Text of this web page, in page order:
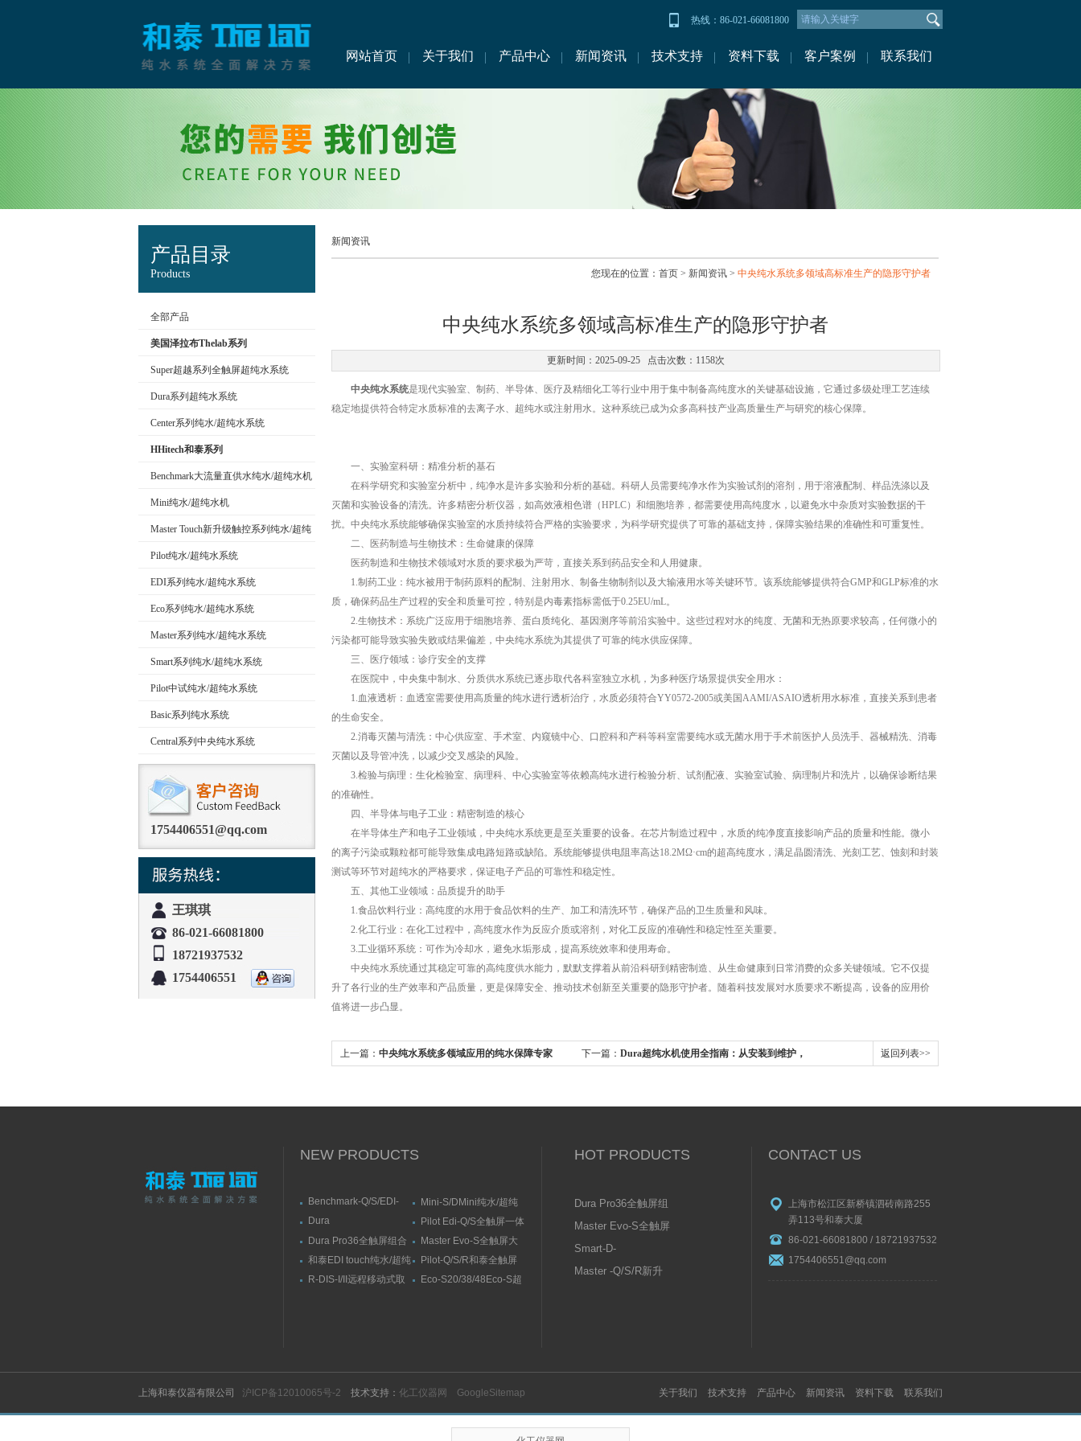
热线：86-021-66081800
网站首页 关于我们 产品中心 新闻资讯 技术支持 资料下载 客户案例 联系我们
产品目录
Products
全部产品
美国泽拉布Thelab系列
Super超越系列全触屏超纯水系统
Dura系列超纯水系统
Center系列纯水/超纯水系统
HHitech和泰系列
Benchmark大流量直供水纯水/超纯水机
Mini纯水/超纯水机
Master Touch新升级触控系列纯水/超纯
水系统
Pilot纯水/超纯水系统
EDI系列纯水/超纯水系统
Eco系列纯水/超纯水系统
Master系列纯水/超纯水系统
Smart系列纯水/超纯水系统
Pilot中试纯水/超纯水系统
Basic系列纯水系统
Central系列中央纯水系统
1754406551@qq.com
王琪琪
86-021-66081800
18721937532
1754406551
新闻资讯
您现在的位置： 首页 > 新闻资讯 > 中央纯水系统多领域高标准生产的隐形守护者
中央纯水系统多领域高标准生产的隐形守护者
更新时间：2025-09-25 点击次数：1158次
中央纯水系统是现代实验室、制药、半导体、医疗及精细化工等行业中用于集中制备高纯度水的关键基础设施，它通过多级处理工艺连续
稳定地提供符合特定水质标准的去离子水、超纯水或注射用水。这种系统已成为众多高科技产业高质量生产与研究的核心保障。
一、实验室科研：精准分析的基石
在科学研究和实验室分析中，纯净水是许多实验和分析的基础。科研人员需要纯净水作为实验试剂的溶剂，用于溶液配制、样品洗涤以及
灭菌和实验设备的清洗。许多精密分析仪器，如高效液相色谱（HPLC）和细胞培养，都需要使用高纯度水，以避免水中杂质对实验数据的干
扰。中央纯水系统能够确保实验室的水质持续符合严格的实验要求，为科学研究提供了可靠的基础支持，保障实验结果的准确性和可重复性。
二、医药制造与生物技术：生命健康的保障
医药制造和生物技术领域对水质的要求极为严苛，直接关系到药品安全和人用健康。
1.制药工业：纯水被用于制药原料的配制、注射用水、制备生物制剂以及大输液用水等关键环节。该系统能够提供符合GMP和GLP标准的水
质，确保药品生产过程的安全和质量可控，特别是内毒素指标需低于0.25EU/mL。
2.生物技术：系统广泛应用于细胞培养、蛋白质纯化、基因测序等前沿实验中。这些过程对水的纯度、无菌和无热原要求较高，任何微小的
污染都可能导致实验失败或结果偏差，中央纯水系统为其提供了可靠的纯水供应保障。
三、医疗领域：诊疗安全的支撑
在医院中，中央集中制水、分质供水系统已逐步取代各科室独立水机，为多种医疗场景提供安全用水：
1.血液透析：血透室需要使用高质量的纯水进行透析治疗，水质必须符合YY0572-2005或美国AAMI/ASAIO透析用水标准，直接关系到患者
的生命安全。
2.消毒灭菌与清洗：中心供应室、手术室、内窥镜中心、口腔科和产科等科室需要纯水或无菌水用于手术前医护人员洗手、器械精洗、消毒
灭菌以及导管冲洗，以减少交叉感染的风险。
3.检验与病理：生化检验室、病理科、中心实验室等依赖高纯水进行检验分析、试剂配液、实验室试验、病理制片和洗片，以确保诊断结果
的准确性。
四、半导体与电子工业：精密制造的核心
在半导体生产和电子工业领域，中央纯水系统更是至关重要的设备。在芯片制造过程中，水质的纯净度直接影响产品的质量和性能。微小
的离子污染或颗粒都可能导致集成电路短路或缺陷。系统能够提供电阻率高达18.2MΩ·cm的超高纯度水，满足晶圆清洗、光刻工艺、蚀刻和封装
测试等环节对超纯水的严格要求，保证电子产品的可靠性和稳定性。
五、其他工业领域：品质提升的助手
1.食品饮料行业：高纯度的水用于食品饮料的生产、加工和清洗环节，确保产品的卫生质量和风味。
2.化工行业：在化工过程中，高纯度水作为反应介质或溶剂，对化工反应的准确性和稳定性至关重要。
3.工业循环系统：可作为冷却水，避免水垢形成，提高系统效率和使用寿命。
中央纯水系统通过其稳定可靠的高纯度供水能力，默默支撑着从前沿科研到精密制造、从生命健康到日常消费的众多关键领域。它不仅提
升了各行业的生产效率和产品质量，更是保障安全、推动技术创新至关重要的隐形守护者。随着科技发展对水质要求不断提高，设备的应用价
值将进一步凸显。
上一篇： 中央纯水系统多领域应用的纯水保障专家 下一篇： Dura超纯水机使用全指南：从安装到维护， 返回列表>>
NEW PRODUCTS
Benchmark-Q/S/EDI-
直供水纯水/超纯水机
Mini-S/DMini纯水/超纯
水机
Dura
触屏智能型超纯水系统
Pilot Edi-Q/S全触屏一体
式纯水/超纯水系统
Dura Pro36全触屏组合
式超纯水系统
Master Evo-S全触屏大
流量纯水/超纯水机
和泰EDI touch纯水/超纯
水机
Pilot-Q/S/R和泰全触屏
纯水/超纯水机
R-DIS-I/II远程移动式取
Eco-S20/38/48Eco-S超
HOT PRODUCTS
Dura Pro36全触屏组
合式超纯水系统
Master Evo-S全触屏
大流量纯水/超纯水
Smart-D-
UF/UV/UVF超纯水
Master -Q/S/R新升
CONTACT US
上海市松江区新桥镇泗砖南路255
弄113号和泰大厦
86-021-66081800 / 18721937532
1754406551@qq.com
上海和泰仪器有限公司 沪ICP备12010065号-2 技术支持： 化工仪器网 GoogleSitemap 关于我们 技术支持 产品中心 新闻资讯 资料下载 联系我们